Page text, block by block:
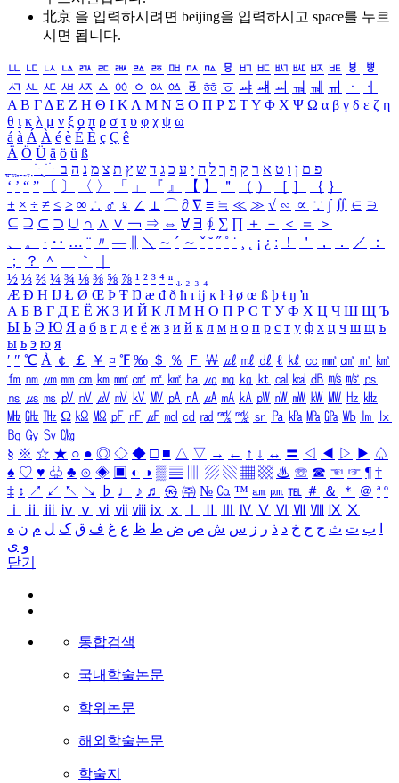
北京 을 입력하시려면 beijing을 입력하시고 space를 누르
시면 됩니다.
ㅥ ㅦ ㅧ ㅨ ㅩ ㅪ ㅫ ㅬ ㅭ ㅮ ㅯ ㅰ ㅱ ㅲ ㅳ ㅴ ㅵ ㅶ ㅷ ㅸ
ㅹ
ㅺ ㅻ ㅼ ㅽ ㅾ ㅿ ㆀ ㆁ ㆂ ㆃ ㆄ ㆅ ㆆ ㆇ ㆈ ㆉ ㆊ ㆋ ㆌ ㆍ
ㆎ
Α Β ΓΔ Ε Ζ Η Θ Ι ΚΛ Μ Ν Ξ Ο Π Ρ Σ ΤΥ Φ Χ Ψ Ω α β γ δ ε ζ η
θ ι κ λ μ ν ξ ο π ρ σ τ υ φ χ ψ ω
á à Á À é è É È ç Ç ê
Ä Ö Ü ä ö ü ß
ִֶֹ ֻּ ׁׂ פ ם ן ו ט א ר ק ף ך ל ח י ע כ ג ד ש ץ ת צ מ נ ה ב
‘ ’ “ ” 〔 〕 〈 〉 「 」 『 』 【 】 ＂ （ ） ［ ］ ｛ ｝
± × ÷ ≠ ≤ ≥ ∞ ∴ ♂ ♀ ∠ ⊥ ⌒ ∂ ∇ ≡ ≒ ≪ ≫ √ ∽ ∝ ∵ ∫ ∬ ∈ ∋
⊆ ⊇ ⊂ ⊃ ∪ ∩ ∧ ∨ ￢ ⇒ ⇔ ∀ ∃ ∮ ∑ ∏ ＋ － ＜ ＝
＞
、
。 · ‥ … ¨ 〃 ― ＼ ∼ ´ ～ ˇ ˘ ˝ ˚ ˙ ¸ ¡ ¿ ː ！ ＇ ， ． ／
：
；
？ ＾ ｀
½ ⅓ ⅔ ¼ ¾ ⅛ ⅜ ⅝ ⅞ ¹ ² ³ ⁴ ⁿ ₁ ₂ ₃ ₄
Æ Ð Ħ Ĳ Ł Ø Œ Þ Ŧ Ŋ æ đ ð ħ ı ĳ ĸ ŀ ł ø œ ß þ ŧ ŋ ŉ
А Б В Г Д Е Ё Ж З И Й К Л М Н О П Р С Т У Ф Х Ц Ч Ш Щ Ъ
Ы Ь Э Ю Я а б в г д е ё ж з и й к л м н о п р с т у ф х ц ч ш щ ъ
ы ь э ю я
′ ″ ℃ Å ￠ ￡ ￥ ¤ ℉ ‰ ＄ ％ Ｆ ￦ ㎕ ㎖ ㎗ ℓ ㎘ ㏄ ㎣ ㎤ ㎥ ㎦
㎙ ㎚ ㎛ ㎜ ㎝ ㎞ ㎟ ㎠ ㎡ ㎢ ㏊ ㎍ ㎎ ㎏ ㏏ ㎈ ㎉ ㏈ ㎧ ㎨ ㎰
㎱ ㎲ ㎳ ㎴ ㎵ ㎶ ㎷ ㎸ ㎹ ㎀ ㎁ ㎂ ㎃ ㎄ ㎺ ㎻ ㎽ ㎾ ㎿ ㎐ ㎑
㎒ ㎓ ㎔ Ω ㏀ ㏁ ㎊ ㎋ ㎌ ㏖ ㏅ ㎭ ㎮ ㎯ ㏛ ㎩ ㎪ ㎫ ㎬ ㏝ ㏐
㏓
㏃ ㏉ ㏜ ㏆
§ ※ ☆ ★ ○ ● ◎ ◇ ◆ □ ■ △ ▽ → ← ↑ ↓ ↔ 〓 ◁ ◀ ▷ ▶ ♤
♠ ♡ ♥ ♧ ♣ ⊙ ◈ ▣ ◐ ◑ ▒ ▤ ▨ ▧ ▦ ▩ ♨ ☏ ☎ ☜ ☞ ¶ †
‡ ↕ ↗ ↙ ↖ ↘ ♭ ♩ ♪ ♬ ㉿ ㈜ № ㏇ ™ ㏂ ㏘ ℡ ＃ ＆ ＊ ＠ ª º
ⅰ
ⅱ ⅲ ⅳ ⅴ ⅵ ⅶ ⅷ ⅸ ⅹ Ⅳ Ⅴ Ⅵ Ⅶ Ⅷ Ⅸ Ⅹ
ب ت ث ج ح خ د ذ ر ز س ش ص ض ط ظ ع غ ف ق ک ل م ن ه
و ی
닫기
통합검색
국내학술논문
학위논문
해외학술논문
학술지